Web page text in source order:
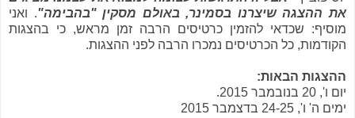
את ההצגה שיצרנו בסמינר, באולם מסקין "בהבימה". ואני
מוסיף: שכדאי להזמין כרטיסים הרבה זמן מראש, כי בהצגות
הקודמות, כל הכרטיסים נמכרו הרבה לפני ההצגות.
ההצגות הבאות:
יום ו', 20 בנובמבר 2015.
ימים ה' ו', 24-25 בדצמבר 2015